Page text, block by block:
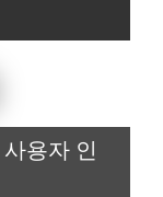
용자 인